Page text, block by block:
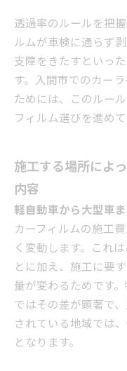
透過率のルールを把
ルムが車検に通らず
支障をきたすといっ
す。入間市でのカー
ためには、このルー
フィルム選びを進め
施工する場所によ
内容
軽自動車から大型車
カーフィルムの施工
く変動します。これ
とに加え、施工に要
量が変わるためです
ではその差が顕著で
されている地域では
となります。